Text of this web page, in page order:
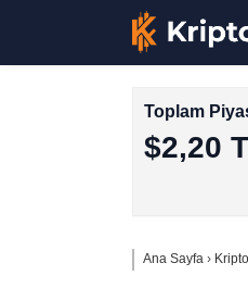
Toplam
$2,20
Ana Sayfa ›